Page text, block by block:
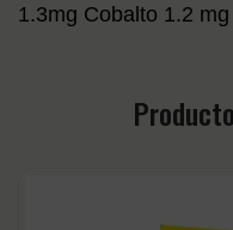
1.3mg Cobalto 1.2